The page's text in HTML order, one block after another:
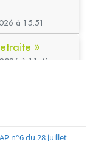
n°6 du 28 juillet